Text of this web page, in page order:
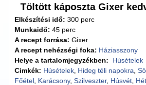
Töltött káposzta Gixer
Elkészítési idő: 300 perc
Munkaidő: 45 perc
A recept forrása: Gixer
A recept nehézségi foka: Háziasszony
Helye a tartalomjegyzékben:
Húsételek
Cimkék: Húsételek Hideg téli napokra ,
Főétel Karácsony,Szilveszter, Húsvét